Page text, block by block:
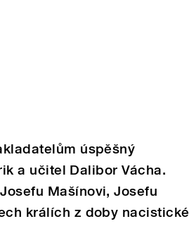
úspěšný
a učitel Dalibor Vácha.
Mašínovi, Josefu
králích z doby nacistické